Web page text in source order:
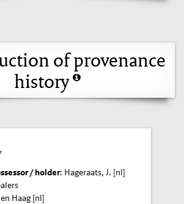
of provenance
history
/ holder: Hageraats, J. [nl]
Haag [nl]